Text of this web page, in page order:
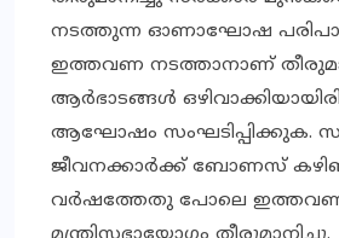
നടത്തുന്ന ഓണാഘോഷ
ഇത്തവണ നടത്താനാണ്
ആര്‍ഭാടങ്ങള്‍
ആഘോഷം സംഘടിപ്പിക്കുക.
ജീവനക്കാര്‍ക്ക് ബോണസ്
വര്‍ഷത്തേതു പോലെ